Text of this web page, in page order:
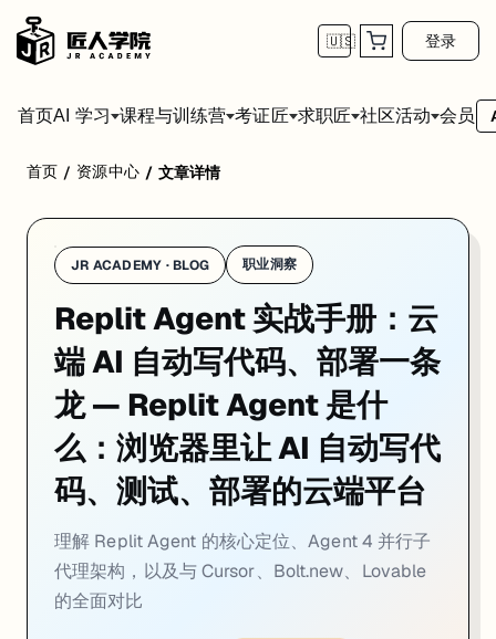
🇺🇸 登录
首页AI 学习 课程与训练营 考证匠 求职匠 社区活动 会员
Replit Agent 是 Replit 推出的 AI 自主编程平台——你在浏览器里用自然
首页 / 资源中心 / 文章详情
JR ACADEMY · BLOG 职业洞察
Replit Agent 实战手册：云
端 AI 自动写代码、部署一条
龙 — Replit Agent 是什
么：浏览器里让 AI 自动写代
码、测试、部署的云端平台
理解 Replit Agent 的核心定位、Agent 4 并行子
代理架构，以及与 Cursor、Bolt.new、Lovable
的全面对比